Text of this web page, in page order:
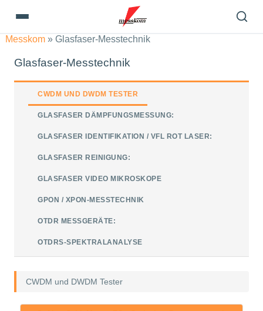
Messkom » Glasfaser-Messtechnik
Glasfaser-Messtechnik
CWDM UND DWDM TESTER
GLASFASER DÄMPFUNGSMESSUNG:
GLASFASER IDENTIFIKATION / VFL ROT LASER:
GLASFASER REINIGUNG:
GLASFASER VIDEO MIKROSKOPE
GPON / XPON-MESSTECHNIK
OTDR MESSGERÄTE:
OTDRS-SPEKTRALANALYSE
CWDM und DWDM Tester